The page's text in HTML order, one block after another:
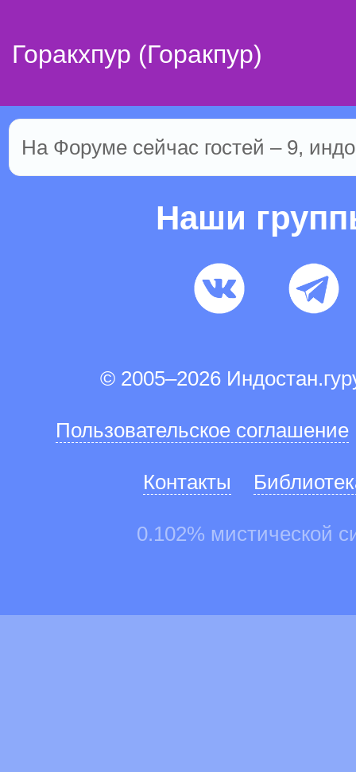
Горакхпур (Горакпур)
На Форуме сейчас гостей – 9,
Наши
© 2005–2026
Пользовательское соглашение
Контакты
0.102% мистической